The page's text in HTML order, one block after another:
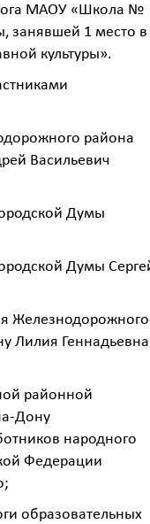
МАОУ «Школа №
занявшей 1 место в
культуры».
района
Васильевич
Думы
Думы
Железнодорожного
Лилия Геннадьевна
районной
Дону
народного
Федерации
образовательных